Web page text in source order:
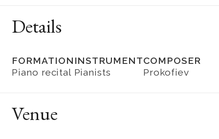
Details
FORMATION
Piano recital
INSTRUMENT
Pianists
COMPOSER
Prokofiev
Venue